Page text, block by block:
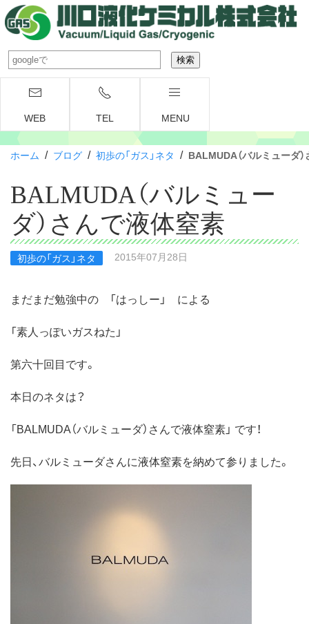
WEB TEL MENU
ホーム / ブログ / 初歩の「ガス」ネタ / BALMUDA（バルミューダ
BALMUDA（バルミュー
ダ）さんで液体窒素
初歩の「ガス」ネタ 2015年07月28日
まだまだ勉強中の 「はっしー」 による
「素人っぽいガスねた」
第六十回目です。
本日のネタは？
「BALMUDA（バルミューダ）さんで液体窒素」 です！
先日、バルミューダさんに液体窒素を納めて参りました。